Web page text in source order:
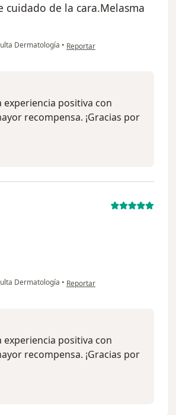
cuidado de la cara.Melasma
Dermatología • en opinión del usuario Elizabeth
Reportar
positiva con
recompensa. ¡Gracias por
Dermatología • en opinión del usuario Yenny
Reportar
positiva con
recompensa. ¡Gracias por